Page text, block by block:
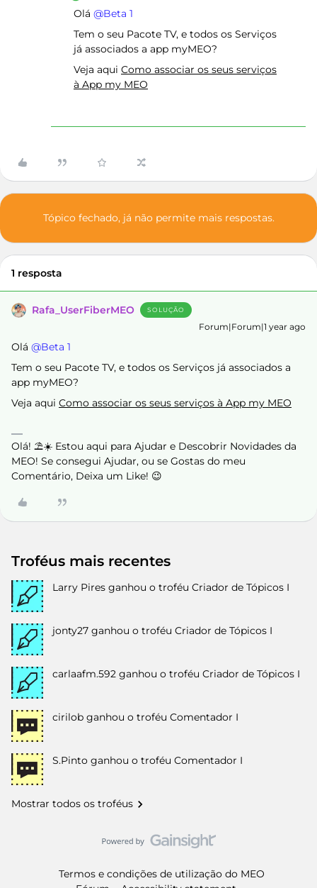
Olá ​ @Beta 1
Tem o seu Pacote TV, e todos os Serviços
já associados a app myMEO?
Veja aqui Como associar os seus serviços
à App my MEO
Tópico fechado, já não permite mais respostas.
1 resposta
Rafa_UserFiberMEO SOLUÇÃO
Forum|Forum|1 year ago
Olá ​ @Beta 1
Tem o seu Pacote TV, e todos os Serviços já associados a
app myMEO?
Veja aqui Como associar os seus serviços à App my MEO
Olá! ⛱️☀️ Estou aqui para Ajudar e Descobrir Novidades da
MEO! Se consegui Ajudar, ou se Gostas do meu
Comentário, Deixa um Like! 😉
Troféus mais recentes
Larry Pires ganhou o troféu Criador de Tópicos I
jonty27 ganhou o troféu Criador de Tópicos I
carlaafm.592 ganhou o troféu Criador de Tópicos I
cirilob ganhou o troféu Comentador I
S.Pinto ganhou o troféu Comentador I
Mostrar todos os troféus
Termos e condições de utilização do MEO